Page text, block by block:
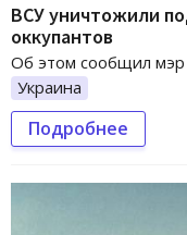
ВСУ уничтожили
оккупантов
Об этом сообщил
Украина
Подробнее